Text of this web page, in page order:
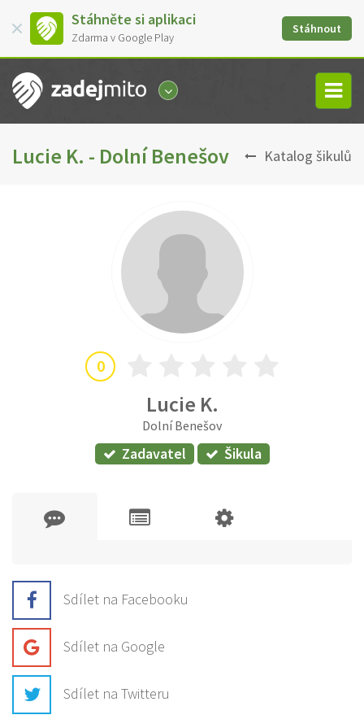
Stáhněte si aplikaci
Zdarma v Google Play
Stáhnout
Lucie K. - Dolní Benešov Katalog šikulů
0
Lucie K.
Dolní Benešov
Zadavatel Šikula
Sdílet na Facebooku
Sdílet na Google
Sdílet na Twitteru